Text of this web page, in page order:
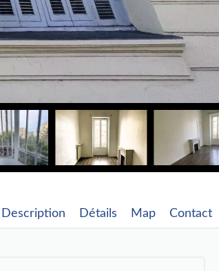
Description Détails Map Contact